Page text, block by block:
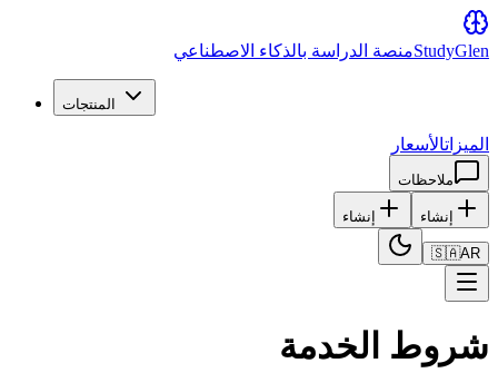
StudyGlen منصة الدراسة بالذكاء الاصطناعي
المنتجات
الميزاتالأسعار
ملاحظات
إنشاء إنشاء
🇸🇦AR
شروط الخدمة